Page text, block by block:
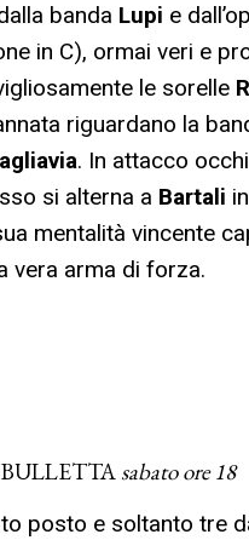
banda Lupi e
in C), ormai veri e
le sorelle
riguardano la
. In attacco
si alterna a Bartali
mentalità vincente
vera arma di forza.
sabato ore 18
posto e soltanto tre